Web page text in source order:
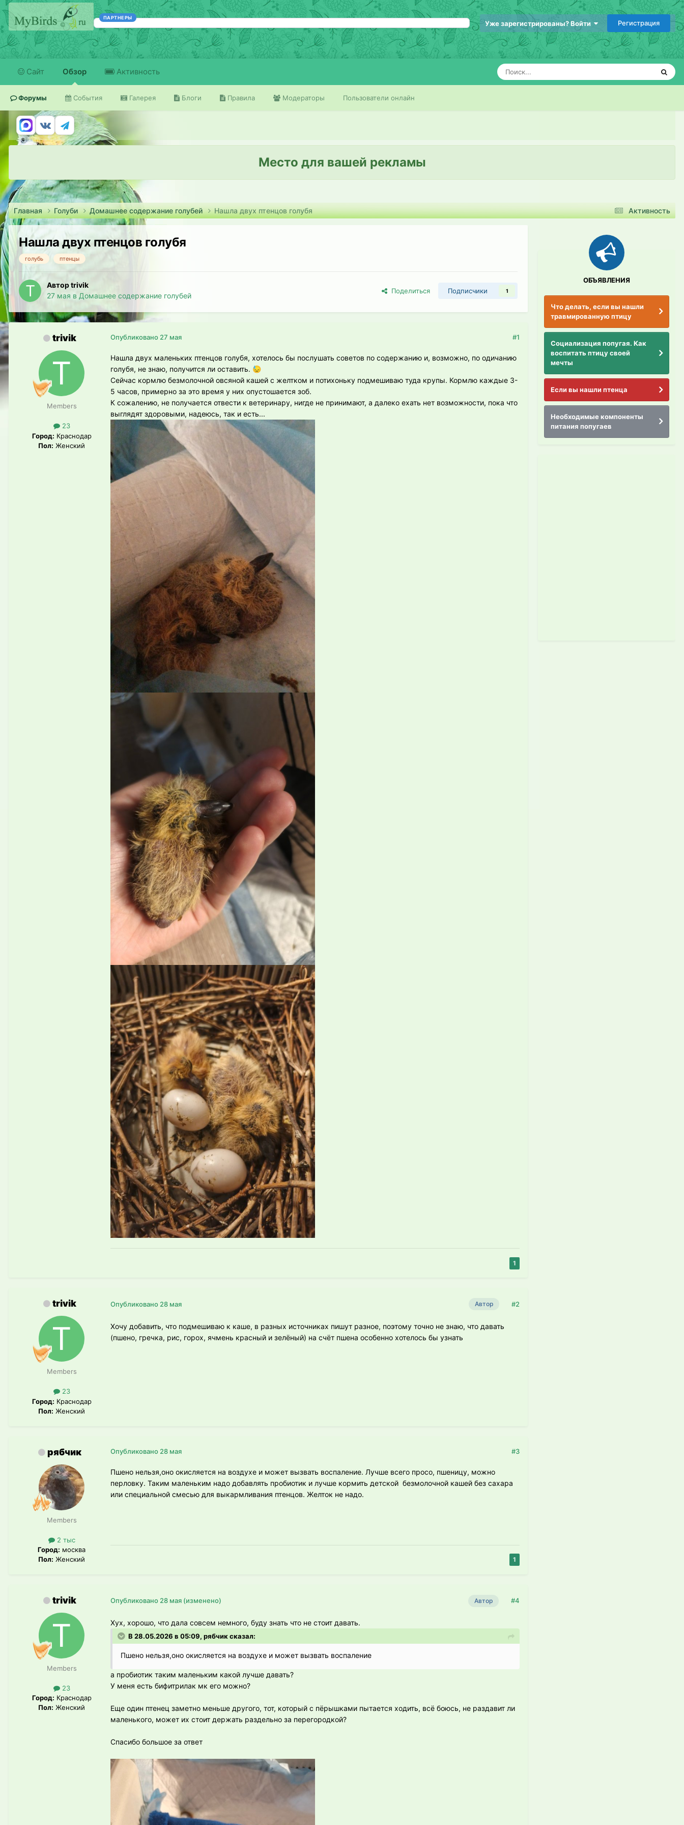
ПАРТНЕРЫ
Уже зарегистрированы? Войти Регистрация
Сайт Обзор
Форумы События Галерея Блоги Правила Модераторы Пользователи онлайн
Активность
Место для вашей рекламы
Активность
Главная Голуби Домашнее содержание голубей Нашла двух птенцов голубя
Нашла двух птенцов голубя
голубь птенцы
Автор trivik
27 мая в Домашнее содержание голубей
Поделиться Подписчики 1
trivik
Members
23
Город: Краснодар
Пол: Женский
#1
Опубликовано 27 мая
Нашла двух маленьких птенцов голубя, хотелось бы послушать советов по содержанию и, возможно, по одичанию
голубя, не знаю, получится ли оставить. 😓
Сейчас кормлю безмолочной овсяной кашей с желтком и потихоньку подмешиваю туда крупы. Кормлю каждые 3-
5 часов, примерно за это время у них опустошается зоб.
К сожалению, не получается отвести к ветеринару, нигде не принимают, а далеко ехать нет возможности, пока что
выглядят здоровыми, надеюсь, так и есть...
1
trivik
Members
23
Город: Краснодар
Пол: Женский
Автор #2
Опубликовано 28 мая
Хочу добавить, что подмешиваю к каше, в разных источниках пишут разное, поэтому точно не знаю, что давать
(пшено, гречка, рис, горох, ячмень красный и зелёный) на счёт пшена особенно хотелось бы узнать
рябчик
Members
2 тыс
Город: москва
Пол: Женский
#3
Опубликовано 28 мая
Пшено нельзя,оно окисляется на воздухе и может вызвать воспаление. Лучше всего просо, пшеницу, можно
перловку. Таким маленьким надо добавлять пробиотик и лучше кормить детской безмолочной кашей без сахара
или специальной смесью для выкармливания птенцов. Желток не надо.
1
trivik
Members
23
Город: Краснодар
Пол: Женский
Автор #4
Опубликовано 28 мая (изменено)
Хух, хорошо, что дала совсем немного, буду знать что не стоит давать.
В 28.05.2026 в 05:09, рябчик сказал:
Пшено нельзя,оно окисляется на воздухе и может вызвать воспаление
а пробиотик таким маленьким какой лучше давать?
У меня есть бифитрилак мк его можно?
Еще один птенец заметно меньше другого, тот, который с пёрышками пытается ходить, всё боюсь, не раздавит ли
маленького, может их стоит держать раздельно за перегородкой?
Спасибо большое за ответ
ОБЪЯВЛЕНИЯ
Что делать, если вы нашли
травмированную птицу
Социализация попугая. Как
воспитать птицу своей
мечты
Если вы нашли птенца
Необходимые компоненты
питания попугаев